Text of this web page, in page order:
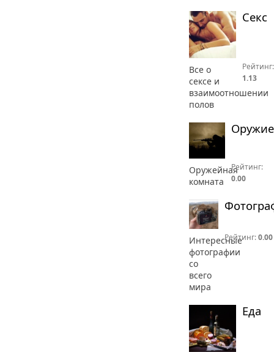
Секс
Все о
сексе и
взаимоотношении
полов
Рейтинг:
1.13
Оружие
Оружейная
комната
Рейтинг:
0.00
Интересные
фотографии
со
всего
мира
Рейтинг:0.00
Еда